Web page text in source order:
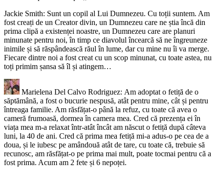
Jackie Smith: Sunt un copil al Lui Dumnezeu. Cu toții suntem. Am
fost creați de un Creator divin, un Dumnezeu care ne știa încă din
prima clipă a existenței noastre, un Dumnezeu care are planuri
minunate pentru noi, în timp ce diavolul încearcă să ne îngreuneze
inimile și să răspândească răul în lume, dar cu mine nu îi va merge.
Fiecare dintre noi a fost creat cu un scop minunat, cu toate astea, nu
toți primim șansa să îl și atingem…
Marielena Del Calvo Rodriguez: Am adoptat o fetiță de o
săptămână, a fost o bucurie nespusă, atât pentru mine, cât și pentru
întreaga familie. Am răsfățat-o până la refuz, cu toate că avea o
cameră frumoasă, dormea în camera mea. Cred că prezența ei în
viața mea m-a relaxat într-atât încât am născut o fetiță după câteva
luni, la 40 de ani. Cred că prima mea fetiță mi-a adus-o pe cea de a
doua, și le iubesc pe amândouă atât de tare, cu toate că, trebuie să
recunosc, am răsfățat-o pe prima mai mult, poate tocmai pentru că a
fost prima. Acum am 2 fete și 6 nepoței.